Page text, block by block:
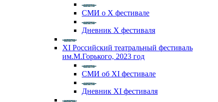
СМИ о X фестивале
Дневник X фестиваля
XI Российский театральный фестиваль
им.М.Горького, 2023 год
СМИ об XI фестивале
Дневник XI фестиваля